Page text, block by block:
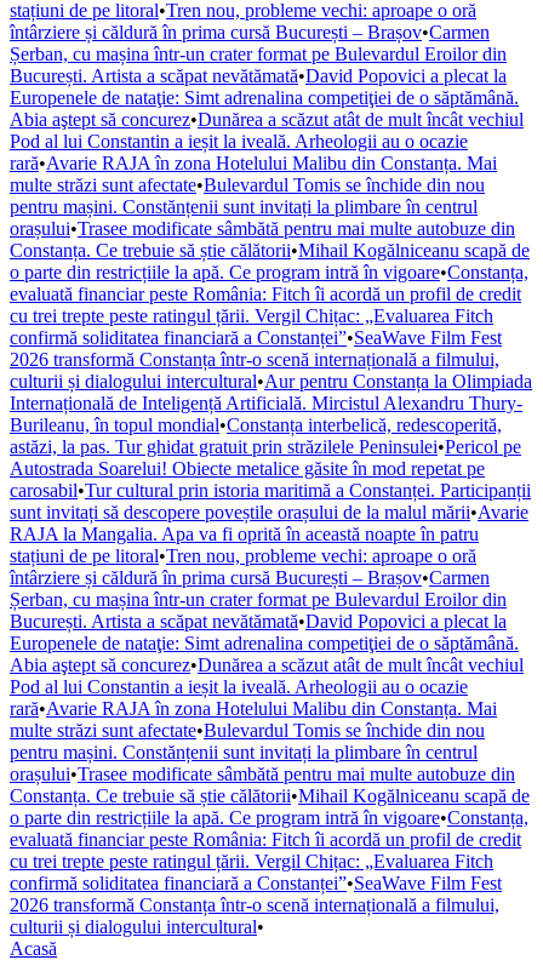
stațiuni de pe litoral•Tren nou, probleme vechi: aproape o oră
întârziere și căldură în prima cursă București – Brașov•Carmen
Șerban, cu mașina într-un crater format pe Bulevardul Eroilor din
București. Artista a scăpat nevătămată•David Popovici a plecat la
Europenele de nataţie: Simt adrenalina competiţiei de o săptămână.
Abia aştept să concurez•Dunărea a scăzut atât de mult încât vechiul
Pod al lui Constantin a ieșit la iveală. Arheologii au o ocazie
rară•Avarie RAJA în zona Hotelului Malibu din Constanța. Mai
multe străzi sunt afectate•Bulevardul Tomis se închide din nou
pentru mașini. Constănțenii sunt invitați la plimbare în centrul
orașului•Trasee modificate sâmbătă pentru mai multe autobuze din
Constanța. Ce trebuie să știe călătorii•Mihail Kogălniceanu scapă de
o parte din restricțiile la apă. Ce program intră în vigoare•Constanța,
evaluată financiar peste România: Fitch îi acordă un profil de credit
cu trei trepte peste ratingul țării. Vergil Chițac: „Evaluarea Fitch
confirmă soliditatea financiară a Constanței”•SeaWave Film Fest
2026 transformă Constanța într-o scenă internațională a filmului,
culturii și dialogului intercultural•Aur pentru Constanța la Olimpiada
Internațională de Inteligență Artificială. Mircistul Alexandru Thury-
Burileanu, în topul mondial•Constanța interbelică, redescoperită,
astăzi, la pas. Tur ghidat gratuit prin străzilele Peninsulei•Pericol pe
Autostrada Soarelui! Obiecte metalice găsite în mod repetat pe
carosabil•Tur cultural prin istoria maritimă a Constanței. Participanții
sunt invitați să descopere poveștile orașului de la malul mării•Avarie
RAJA la Mangalia. Apa va fi oprită în această noapte în patru
stațiuni de pe litoral•Tren nou, probleme vechi: aproape o oră
întârziere și căldură în prima cursă București – Brașov•Carmen
Șerban, cu mașina într-un crater format pe Bulevardul Eroilor din
București. Artista a scăpat nevătămată•David Popovici a plecat la
Europenele de nataţie: Simt adrenalina competiţiei de o săptămână.
Abia aştept să concurez•Dunărea a scăzut atât de mult încât vechiul
Pod al lui Constantin a ieșit la iveală. Arheologii au o ocazie
rară•Avarie RAJA în zona Hotelului Malibu din Constanța. Mai
multe străzi sunt afectate•Bulevardul Tomis se închide din nou
pentru mașini. Constănțenii sunt invitați la plimbare în centrul
orașului•Trasee modificate sâmbătă pentru mai multe autobuze din
Constanța. Ce trebuie să știe călătorii•Mihail Kogălniceanu scapă de
o parte din restricțiile la apă. Ce program intră în vigoare•Constanța,
evaluată financiar peste România: Fitch îi acordă un profil de credit
cu trei trepte peste ratingul țării. Vergil Chițac: „Evaluarea Fitch
confirmă soliditatea financiară a Constanței”•SeaWave Film Fest
2026 transformă Constanța într-o scenă internațională a filmului,
culturii și dialogului intercultural•
Acasă